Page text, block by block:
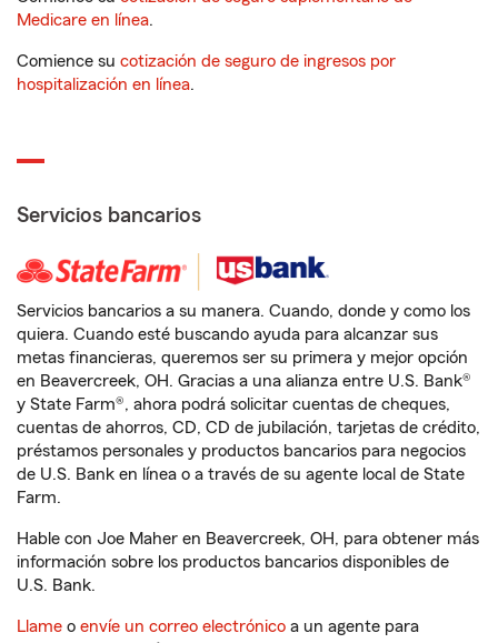
Medicare en línea.
Comience su cotización de seguro de ingresos por
hospitalización en línea.
Servicios bancarios
Servicios bancarios a su manera. Cuando, donde y como los
quiera. Cuando esté buscando ayuda para alcanzar sus
metas financieras, queremos ser su primera y mejor opción
en Beavercreek, OH. Gracias a una alianza entre U.S. Bank®
y State Farm®, ahora podrá solicitar cuentas de cheques,
cuentas de ahorros, CD, CD de jubilación, tarjetas de crédito,
préstamos personales y productos bancarios para negocios
de U.S. Bank en línea o a través de su agente local de State
Farm.
Hable con Joe Maher en Beavercreek, OH, para obtener más
información sobre los productos bancarios disponibles de
U.S. Bank.
Llame o envíe un correo electrónico a un agente para